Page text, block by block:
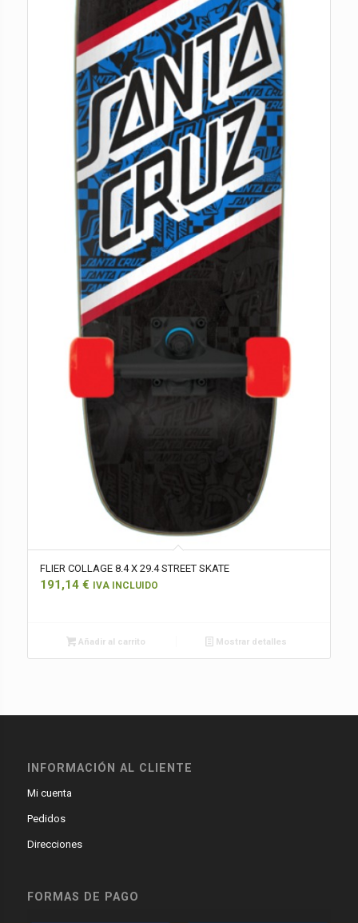
FLIER COLLAGE 8.4 X 29.4 STREET SKATE
191,14 € IVA INCLUIDO
Añadir al carrito Mostrar detalles
INFORMACIÓN AL CLIENTE
Mi cuenta
Pedidos
Direcciones
FORMAS DE PAGO